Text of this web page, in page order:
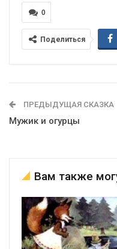
0
Поделиться
ПРЕДЫДУЩАЯ СКАЗКА
Мужик и огурцы
Вам также